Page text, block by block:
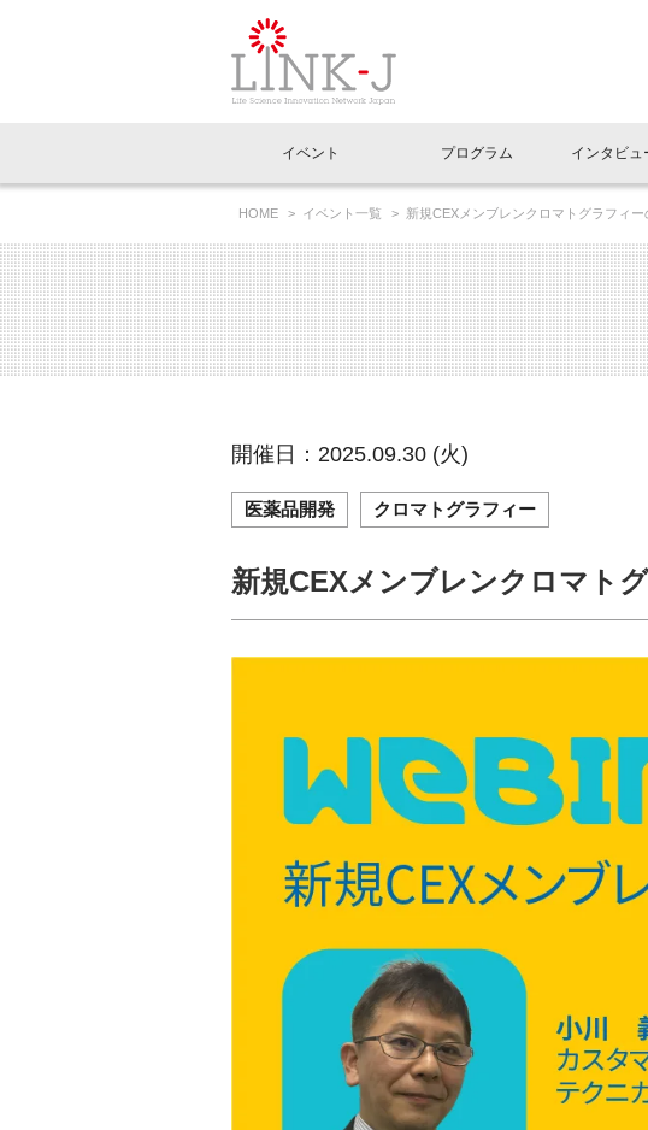
イベントお知らせメール登録
イベント
イベント一覧
LINK-J主催・共催 特別会員開催
LINK-J協賛・協力 出展・参加
プログラム
Out of Box相談室
インタビュ
インタビュー・コラム一覧
スペシャルインタビュー
連載コラム
ニュース一覧
トピック プレスリリース
メディア情報 海外関連
協賛・協力
理事長挨拶
国内外連携
組織概要
特別会員一覧
専用メニューはこちら
ラウンジ・会議室
アクセス
HOME イベント一覧 新規CEXメンブレンクロマトグラフィー
開催日：2025.09.30 (火)
医薬品開発 クロマトグラフィー
新規CEXメンブレンクロマト